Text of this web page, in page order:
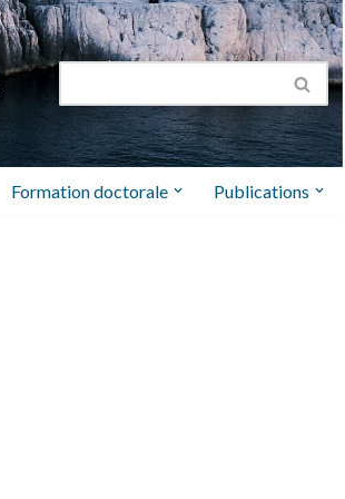
Formation doctorale Publications